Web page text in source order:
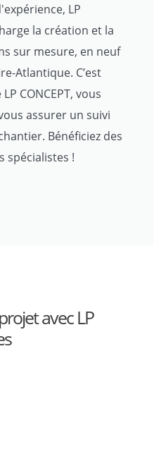
LP
la création et la
sur mesure, en neuf
Atlantique. C’est
CONCEPT, vous
assurer un suivi
Bénéficiez des
spécialistes !
avec LP